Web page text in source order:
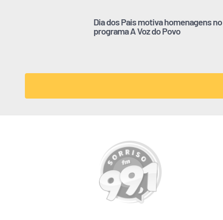
Dia dos Pais motiva homenagens no
programa A Voz do Povo